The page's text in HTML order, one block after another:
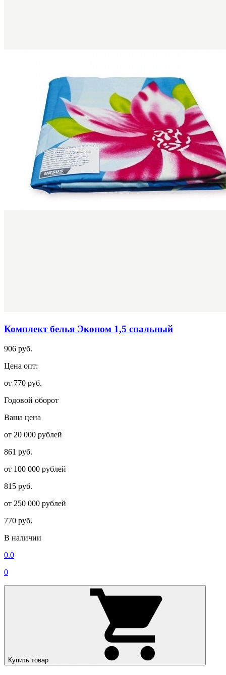
Комплект белья Эконом 1,5 спальный
906 руб.
Цена опт:
от 770 руб.
Годовой оборот
Ваша цена
от 20 000 рублей
861 руб.
от 100 000 рублей
815 руб.
от 250 000 рублей
770 руб.
В наличии
0.0
0
Купить товар